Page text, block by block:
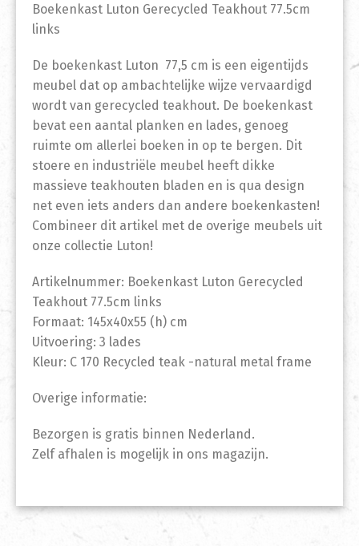
Boekenkast Luton Gerecycled Teakhout 77.5cm
links
De boekenkast Luton 77,5 cm is een eigentijds
meubel dat op ambachtelijke wijze vervaardigd
wordt van gerecycled teakhout. De boekenkast
bevat een aantal planken en lades, genoeg
ruimte om allerlei boeken in op te bergen. Dit
stoere en industriële meubel heeft dikke
massieve teakhouten bladen en is qua design
net even iets anders dan andere boekenkasten!
Combineer dit artikel met de overige meubels uit
onze collectie Luton!
Artikelnummer: Boekenkast Luton Gerecycled
Teakhout 77.5cm links
Formaat: 145x40x55 (h) cm
Uitvoering: 3 lades
Kleur: C 170 Recycled teak -natural metal frame
Overige informatie:
Bezorgen is gratis binnen Nederland.
Zelf afhalen is mogelijk in ons magazijn.